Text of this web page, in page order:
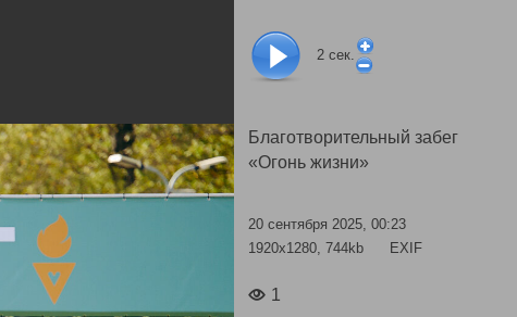
2 сек.
Благотворительный забег
«Огонь жизни»
20 сентября 2025, 00:23
1920x1280, 744kb
EXIF
1